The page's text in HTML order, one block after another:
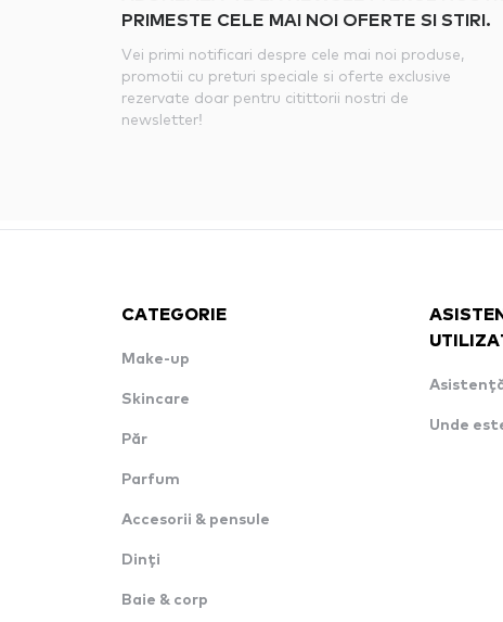
PRIMESTE CELE MAI NOI OFERTE SI STIRI.
Vei primi notificari despre cele mai noi produse,
promotii cu preturi speciale si oferte exclusive
rezervate doar pentru citittorii nostri de
newsletter!
CATEGORIE
Make-up
Skincare
Păr
Parfum
Accesorii & pensule
Dinți
Baie & corp
Unde